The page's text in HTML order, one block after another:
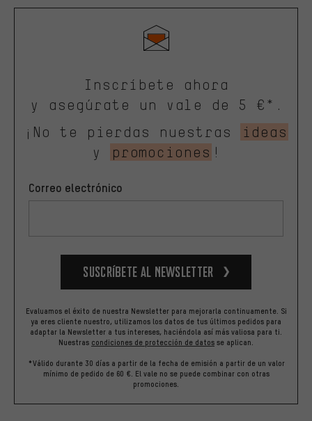
Inscríbete ahora
y asegúrate un vale de 5 €*.
¡No te pierdas nuestras
ideas
y
promociones !
Correo electrónico
Suscríbete al newsletter
Evaluamos el éxito de nuestra Newsletter para mejorarla continuamente. Si
ya eres cliente nuestro, utilizamos los datos de tus últimos pedidos para
adaptar la Newsletter a tus intereses, haciéndola así más valiosa para ti.
Nuestras condiciones de protección de datos se aplican.
*Válido durante 30 días a partir de la fecha de emisión a partir de un valor
mínimo de pedido de 60 €. El vale no se puede combinar con otras
promociones.